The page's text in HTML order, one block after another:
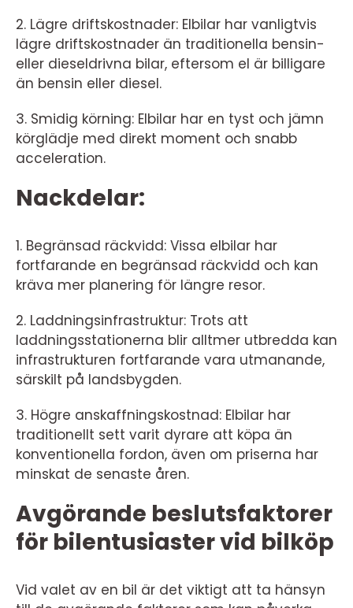
2. Lägre driftskostnader: Elbilar har vanligtvis
lägre driftskostnader än traditionella bensin-
eller dieseldrivna bilar, eftersom el är billigare
än bensin eller diesel.
3. Smidig körning: Elbilar har en tyst och jämn
körglädje med direkt moment och snabb
acceleration.
Nackdelar:
1. Begränsad räckvidd: Vissa elbilar har
fortfarande en begränsad räckvidd och kan
kräva mer planering för längre resor.
2. Laddningsinfrastruktur: Trots att
laddningsstationerna blir alltmer utbredda kan
infrastrukturen fortfarande vara utmanande,
särskilt på landsbygden.
3. Högre anskaffningskostnad: Elbilar har
traditionellt sett varit dyrare att köpa än
konventionella fordon, även om priserna har
minskat de senaste åren.
Avgörande beslutsfaktorer
för bilentusiaster vid bilköp
Vid valet av en bil är det viktigt att ta hänsyn